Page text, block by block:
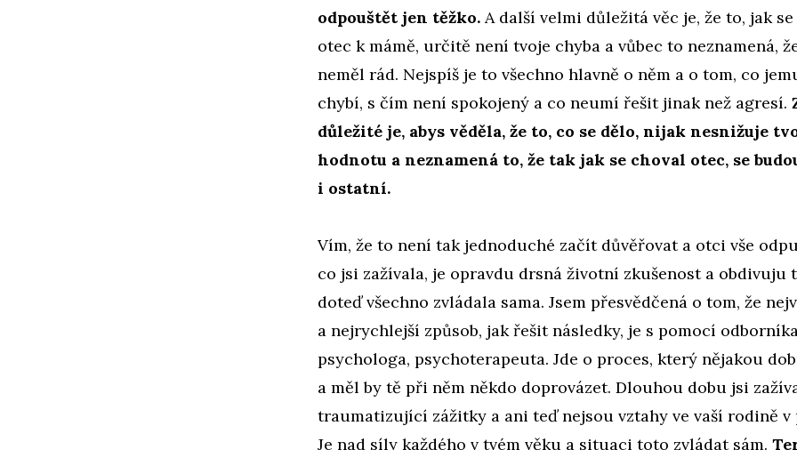
odpouštět jen těžko. A další velmi důležitá věc je, že to, jak
otec k mámě, určitě není tvoje chyba a vůbec to neznamená,
neměl rád. Nejspíš je to všechno hlavně o něm a o tom, co
chybí, s čím není spokojený a co neumí řešit jinak než agresí.
důležité je, abys věděla, že to, co se dělo, nijak nesnižuje
hodnotu a neznamená to, že tak jak se choval otec, se
i ostatní.
Vím, že to není tak jednoduché začít důvěřovat a otci vše
co jsi zažívala, je opravdu drsná životní zkušenost a obdivuju
doteď všechno zvládala sama. Jsem přesvědčená o tom, že
a nejrychlejší způsob, jak řešit následky, je s pomocí
psychologa, psychoterapeuta. Jde o proces, který nějakou
a měl by tě při něm někdo doprovázet. Dlouhou dobu jsi
traumatizující zážitky a ani teď nejsou vztahy ve vaší rodině v
Je nad síly každého v tvém věku a situaci toto zvládat sám.